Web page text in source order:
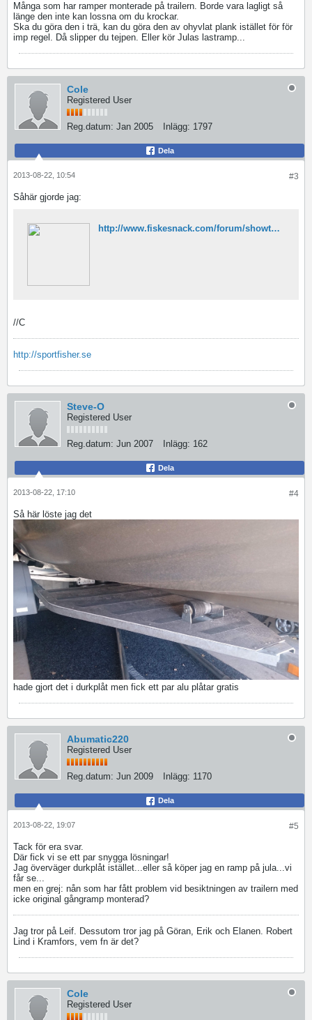
Många som har ramper monterade på trailern. Borde vara lagligt så
länge den inte kan lossna om du krockar.
Ska du göra den i trä, kan du göra den av ohyvlat plank istället för för
imp regel. Då slipper du tejpen. Eller kör Julas lastramp...
Cole
Registered User
Reg.datum: Jan 2005 Inlägg: 1797
Dela
#3
2013-08-22, 10:54
Såhär gjorde jag:
http://www.fiskesnack.com/forum/showthread.php/32364-Har-äntligen-gjort-en-förbättring-av-trailern!?highlight=cole+trailer
//C
http://sportfisher.se
Steve-O
Registered User
Reg.datum: Jun 2007 Inlägg: 162
Dela
#4
2013-08-22, 17:10
Så här löste jag det
hade gjort det i durkplåt men fick ett par alu plåtar gratis
Abumatic220
Registered User
Reg.datum: Jun 2009 Inlägg: 1170
Dela
#5
2013-08-22, 19:07
Tack för era svar.
Där fick vi se ett par snygga lösningar!
Jag överväger durkplåt istället...eller så köper jag en ramp på jula...vi
får se...
men en grej: nån som har fått problem vid besiktningen av trailern med
icke original gångramp monterad?
Jag tror på Leif. Dessutom tror jag på Göran, Erik och Elanen. Robert
Lind i Kramfors, vem fn är det?
Cole
Registered User